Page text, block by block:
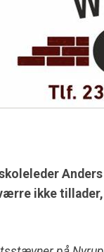
ikke